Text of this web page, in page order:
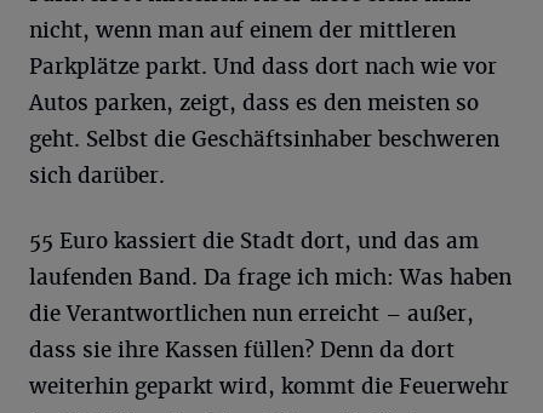
nicht, wenn man auf einem der mittleren
Parkplätze parkt. Und dass dort nach wie vor
Autos parken, zeigt, dass es den meisten so
geht. Selbst die Geschäftsinhaber beschweren
sich darüber.
55 Euro kassiert die Stadt dort, und das am
laufenden Band. Da frage ich mich: Was haben
die Verantwortlichen nun erreicht – außer,
dass sie ihre Kassen füllen? Denn da dort
weiterhin geparkt wird, kommt die Feuerwehr